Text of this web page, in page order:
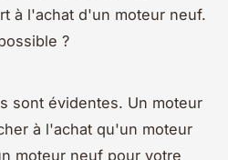
à l'achat d'un moteur neuf.
?
sont évidentes. Un moteur
à l'achat qu'un moteur
moteur neuf pour votre